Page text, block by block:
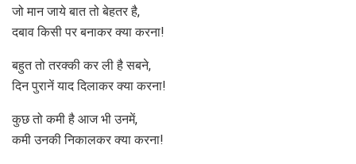
जो मान जाये बात तो बेहतर है,
दबाव किसी पर बनाकर क्या करना!
बहुत तो तरक्की कर ली है सबने,
दिन पुरानें याद दिलाकर क्या करना!
कुछ तो कमी है आज भी उनमें,
कमी उनकी निकालकर क्या करना!